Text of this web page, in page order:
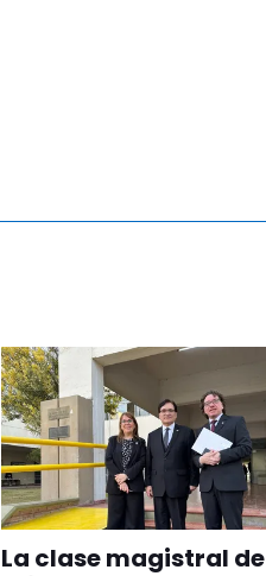
La clase magistral de